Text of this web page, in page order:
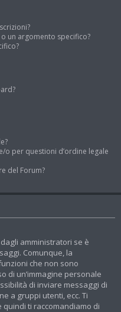
un argomento specifico?
o per questioni d’ordine legale
del Forum?
amministratori se è
Comunque, la
che non sono
di un’immagine personale
di inviare messaggi di
a gruppi utenti, ecc. Ti
ti raccomandiamo di